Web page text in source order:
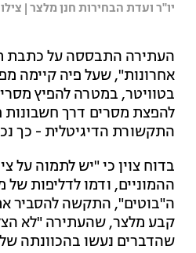
יו''ר ועדת הבחירות חנן מלצר |
העתירה התבססה על כתבת
אחרונות", שעל פיה קיימה
בטוויטר, במטרה להפיץ
להפצת מסרים דרך חשבונות
התקשורת הדיגיטלית - כך
בדוח צוין כי "יש לתמוה על
ההמוניים, ודמו לדליפות
ה"בוטים", התקשה להסביר
קבע מלצר, שהעתירה "לא
שהדברים נעשו בהכוונתה